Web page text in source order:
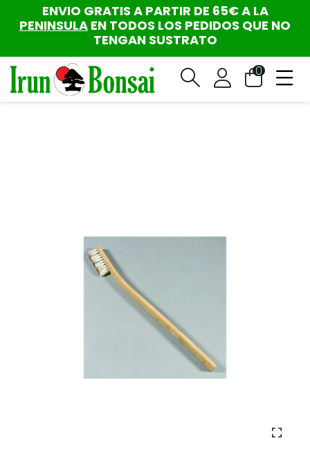
ENVIO GRATIS A PARTIR DE 65€ A LA
PENINSULA EN TODOS LOS PEDIDOS QUE NO
TENGAN SUSTRATO
0